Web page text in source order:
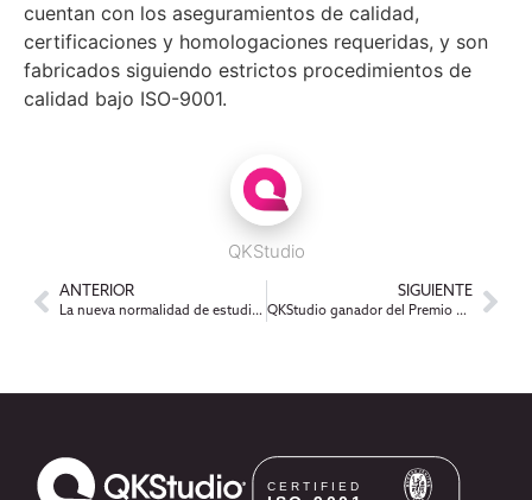
cuentan con los aseguramientos de calidad,
certificaciones y homologaciones requeridas, y son
fabricados siguiendo estrictos procedimientos de
calidad bajo ISO-9001.
QKStudio
ANTERIOR
La nueva normalidad de estudiar OnLine
SIGUIENTE
QKStudio ganador del Premio Sadosky 2020 a la Solución para comercio y servicios